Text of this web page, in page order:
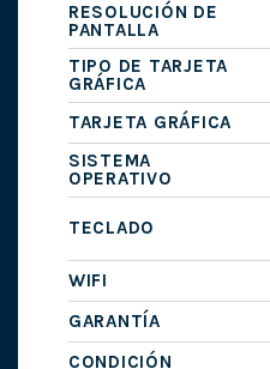
RESOLUCIÓN DE
PANTALLA
TIPO DE TARJETA
GRÁFICA
TARJETA GRÁFICA
SISTEMA
OPERATIVO
TECLADO
WIFI
GARANTÍA
CONDICIÓN